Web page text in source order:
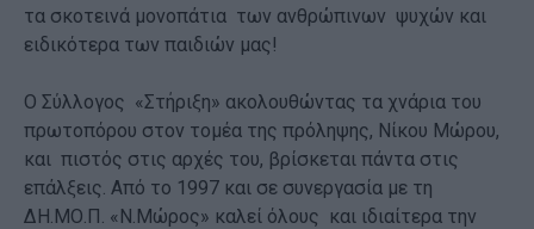
τα σκοτεινά μονοπάτια των ανθρώπινων ψυχών και
ειδικότερα των παιδιών μας!
Ο Σύλλογος «Στήριξη» ακολουθώντας τα χνάρια του
πρωτοπόρου στον τομέα της πρόληψης, Νίκου Μώρου,
και πιστός στις αρχές του, βρίσκεται πάντα στις
επάλξεις. Από το 1997 και σε συνεργασία με τη
ΔΗ.ΜΟ.Π. «Ν.Μώρος» καλεί όλους και ιδιαίτερα την